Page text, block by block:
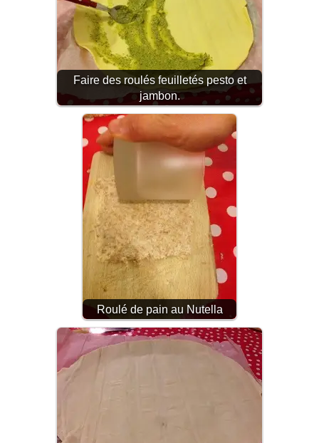
Faire des roulés feuilletés pesto et
jambon.
Roulé de pain au Nutella